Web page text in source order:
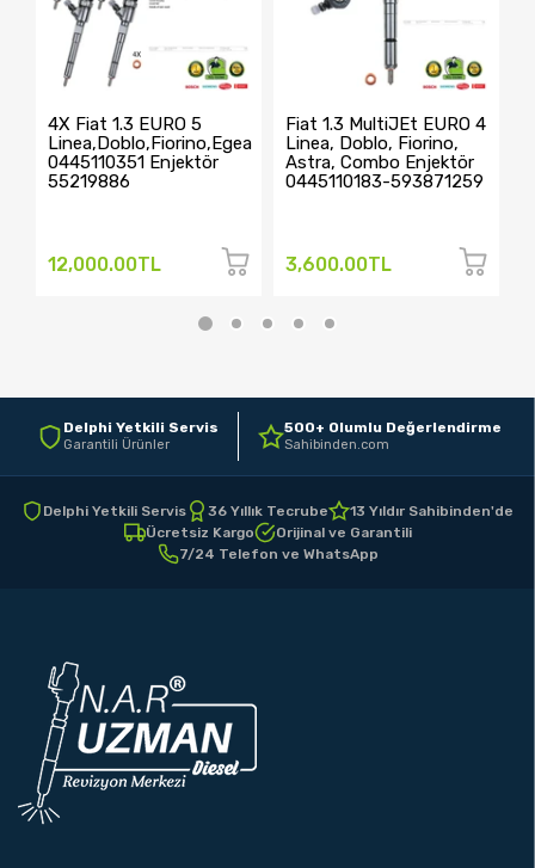
4X Fiat 1.3 EURO 5
Linea,Doblo,Fiorino,Egea
0445110351 Enjektör
55219886
12,000.00TL
Fiat 1.3 MultiJEt EURO 4
Linea, Doblo, Fiorino,
Astra, Combo Enjektör
0445110183-593871259
3,600.00TL
Delphi Yetkili Servis
Garantili Ürünler
500+ Olumlu Değerlendirme
Sahibinden.com
Delphi Yetkili Servis 36 Yıllık Tecrube
13 Yıldır Sahibinden'de
Ücretsiz Kargo
Orijinal ve Garantili
7/24 Telefon ve WhatsApp